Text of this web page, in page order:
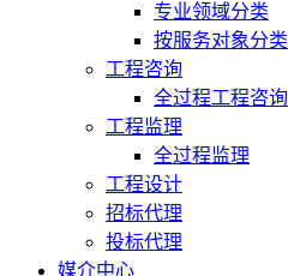
专业领域分类
按服务对象分类
工程咨询
全过程工程咨询
工程监理
全过程监理
工程设计
招标代理
投标代理
媒介中心